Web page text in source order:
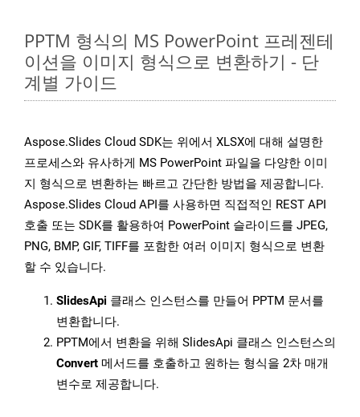
PPTM 형식의 MS PowerPoint 프레젠테
이션을 이미지 형식으로 변환하기 - 단
계별 가이드
Aspose.Slides Cloud SDK는 위에서 XLSX에 대해 설명한
프로세스와 유사하게 MS PowerPoint 파일을 다양한 이미
지 형식으로 변환하는 빠르고 간단한 방법을 제공합니다.
Aspose.Slides Cloud API를 사용하면 직접적인 REST API
호출 또는 SDK를 활용하여 PowerPoint 슬라이드를 JPEG,
PNG, BMP, GIF, TIFF를 포함한 여러 이미지 형식으로 변환
할 수 있습니다.
SlidesApi 클래스 인스턴스를 만들어 PPTM 문서를
변환합니다.
PPTM에서 변환을 위해 SlidesApi 클래스 인스턴스의
Convert 메서드를 호출하고 원하는 형식을 2차 매개
변수로 제공합니다.